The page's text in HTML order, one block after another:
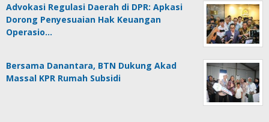
Advokasi Regulasi Daerah di DPR: Apkasi
Dorong Penyesuaian Hak Keuangan
Operasio…
Bersama Danantara, BTN Dukung Akad
Massal KPR Rumah Subsidi